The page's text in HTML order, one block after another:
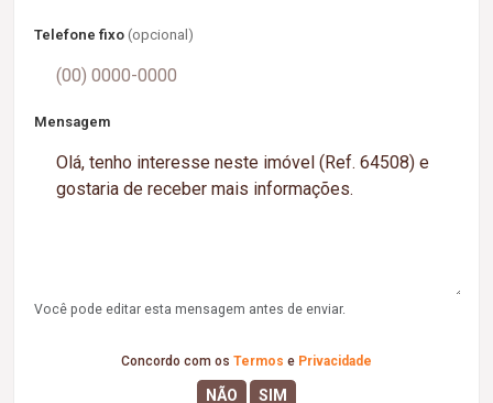
Telefone fixo (opcional)
Mensagem
Você pode editar esta mensagem antes de enviar.
Concordo com os Termos e Privacidade